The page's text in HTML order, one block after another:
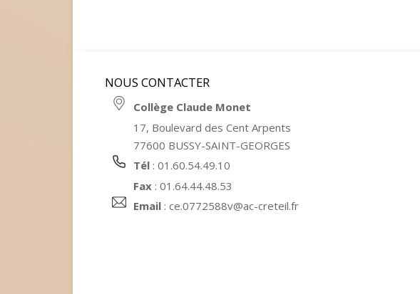
NOUS CONTACTER
Collège Claude Monet
17, Boulevard des Cent Arpents
77600 BUSSY-SAINT-GEORGES
Tél : 01.60.54.49.10
Fax : 01.64.44.48.53
Email : ce.0772588v@ac-creteil.fr